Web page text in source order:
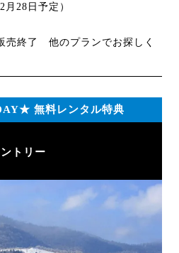
月28日予定）
売終了 他のプランでお探しく
無料レンタル特典
トリー